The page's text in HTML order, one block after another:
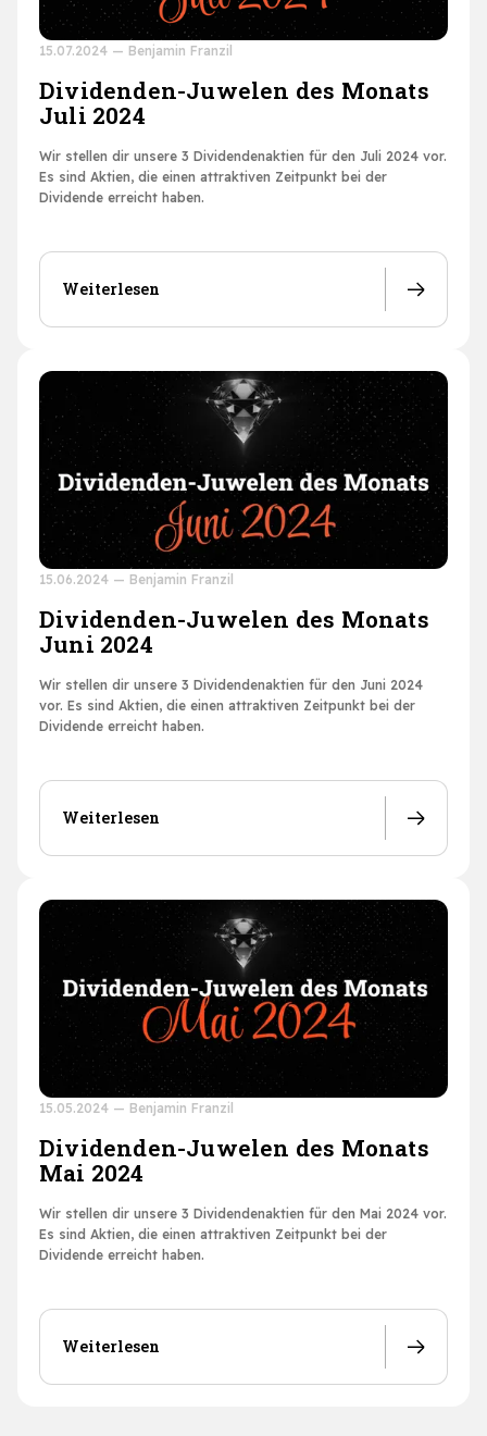
15.07.2024 — Benjamin Franzil
Dividenden-Juwelen des Monats
Juli 2024
Wir stellen dir unsere 3 Dividendenaktien für den Juli 2024 vor.
Es sind Aktien, die einen attraktiven Zeitpunkt bei der
Dividende erreicht haben.
Weiterlesen
15.06.2024 — Benjamin Franzil
Dividenden-Juwelen des Monats
Juni 2024
Wir stellen dir unsere 3 Dividendenaktien für den Juni 2024
vor. Es sind Aktien, die einen attraktiven Zeitpunkt bei der
Dividende erreicht haben.
Weiterlesen
15.05.2024 — Benjamin Franzil
Dividenden-Juwelen des Monats
Mai 2024
Wir stellen dir unsere 3 Dividendenaktien für den Mai 2024 vor.
Es sind Aktien, die einen attraktiven Zeitpunkt bei der
Dividende erreicht haben.
Weiterlesen